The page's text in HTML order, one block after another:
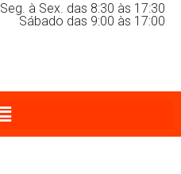
Seg. à Sex. das 8:30 às 17:30
Sábado das 9:00 às 17:00